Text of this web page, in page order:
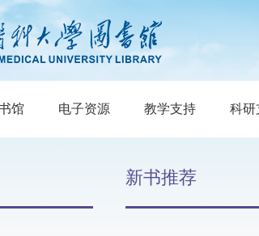
馆 电子资源 教学支持 科研
新书推荐